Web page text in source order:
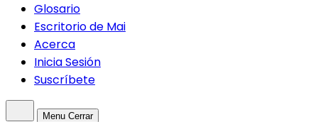
Glosario
Escritorio de Mai
Acerca
Inicia Sesión
Suscríbete
Menu Cerrar